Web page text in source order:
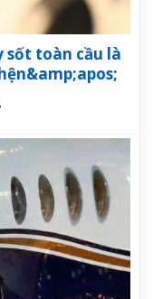
sốt toàn cầu là